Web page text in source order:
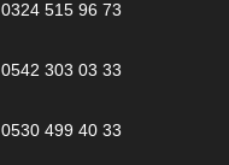
0324 515 96 73
0542 303 03 33
0530 499 40 33